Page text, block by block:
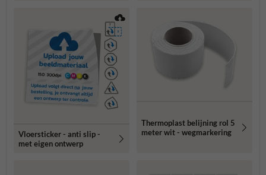
Vloersticker - anti slip -
met eigen ontwerp
Thermoplast belijning rol 5
meter wit - wegmarkering